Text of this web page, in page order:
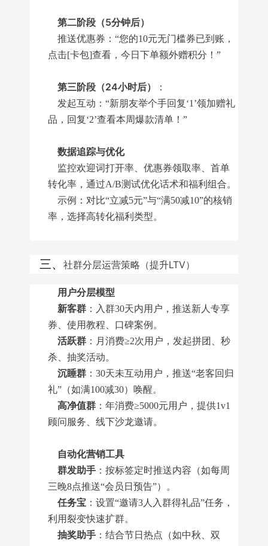
第二阶段（5分钟后）
推送优惠券：“您的10元无门槛券已到账，
点击[卡包]查看，今日下单额外赠积分！”
第三阶段（24小时后）
：
发起互动：“新朋友举个手回复‘1’领加赠礼
品，回复‘2’查看本周爆款清单！”
数据追踪与优化
监控欢迎词打开率、优惠券领取率、首单
转化率，通过A/B测试优化话术和福利组合。
示例：对比“立减5元”与“满50减10”的核销
率，选择高转化福利类型。
三、 社群分层运营策略（提升LTV）
用户分层模型
新客群 ：入群30天内用户，推送新人专享
券、使用教程、口碑案例。
活跃群 ：月消费≥2次用户，发起拼团、秒
杀、抽奖活动。
沉睡群 ：30天未互动用户，推送“老客回归
礼”（如满100减30）唤醒。
高净值群 ：年消费≥5000元用户，提供1v1
顾问服务、线下沙龙邀请。
自动化营销工具
群发助手 ：按标签定时推送内容（如每周
三晚8点推送“会员日预告”）。
任务宝 ：设置“邀请3人入群得礼品”任务，
利用裂变快速扩群。
抽奖助手 ：结合节日热点（如中秋、双